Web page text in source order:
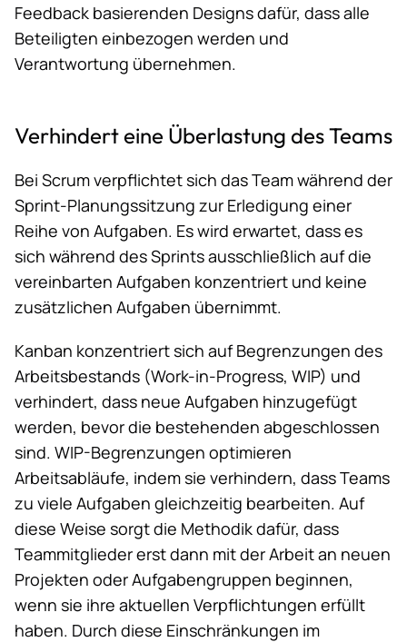
Feedback basierenden Designs dafür, dass alle
Beteiligten einbezogen werden und
Verantwortung übernehmen.
Verhindert eine Überlastung des Teams
Bei Scrum verpflichtet sich das Team während der
Sprint-Planungssitzung zur Erledigung einer
Reihe von Aufgaben. Es wird erwartet, dass es
sich während des Sprints ausschließlich auf die
vereinbarten Aufgaben konzentriert und keine
zusätzlichen Aufgaben übernimmt.
Kanban konzentriert sich auf Begrenzungen des
Arbeitsbestands (Work-in-Progress, WIP) und
verhindert, dass neue Aufgaben hinzugefügt
werden, bevor die bestehenden abgeschlossen
sind. WIP-Begrenzungen optimieren
Arbeitsabläufe, indem sie verhindern, dass Teams
zu viele Aufgaben gleichzeitig bearbeiten. Auf
diese Weise sorgt die Methodik dafür, dass
Teammitglieder erst dann mit der Arbeit an neuen
Projekten oder Aufgabengruppen beginnen,
wenn sie ihre aktuellen Verpflichtungen erfüllt
haben. Durch diese Einschränkungen im